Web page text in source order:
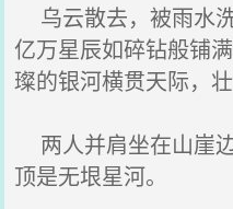
乌云散去，被雨水
亿万星辰如碎钻般铺
璨的银河横贯天际，
两人并肩坐在山崖
顶是无垠星河。